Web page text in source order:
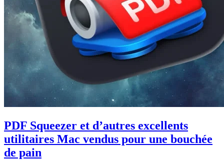
PDF Squeezer et d’autres excellents
utilitaires Mac vendus pour une bouchée
de pain